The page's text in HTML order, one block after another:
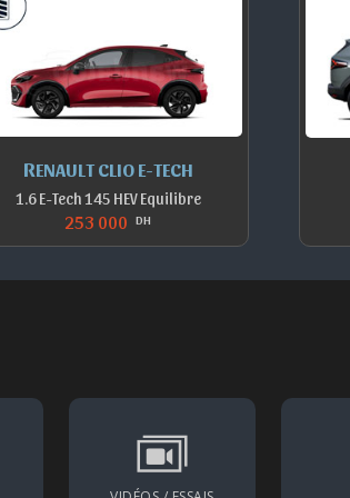
RENAULT CLIO E-TECH
1.6 E-Tech 145 HEV Equilibre
253 000 DH